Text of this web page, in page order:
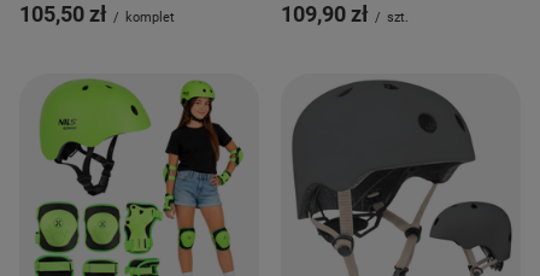
105,50 zł / komplet 109,90 zł / szt.